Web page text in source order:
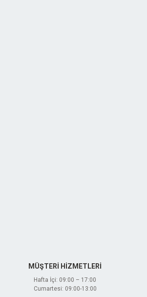
MÜŞTERİ HİZMETLERİ
Hafta İçi: 09:00 – 17:00
Cumartesi: 09:00-13:00